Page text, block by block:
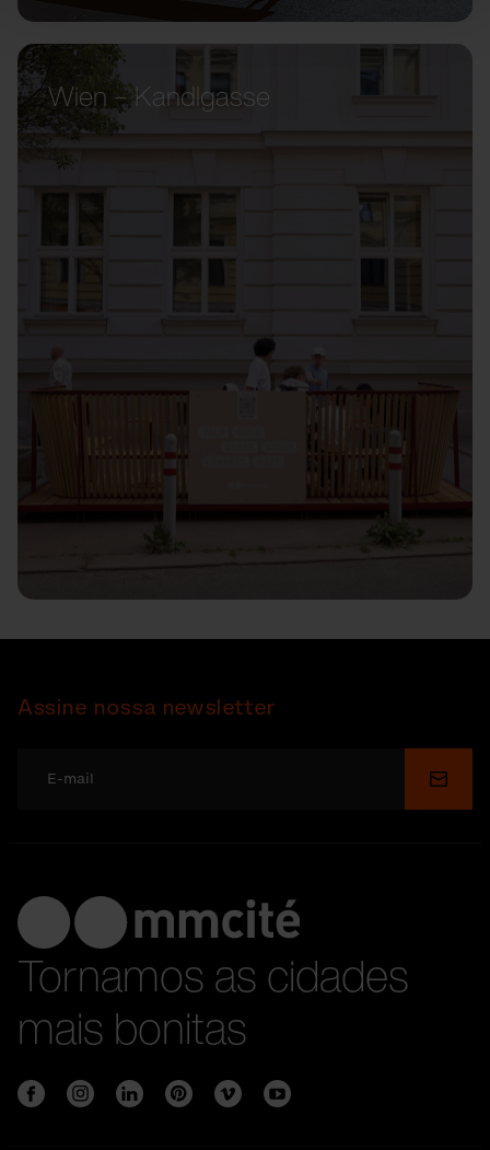
Wien – Kandlgasse
Assine nossa newsletter
Enviar
Tornamos as cidades
mais bonitas